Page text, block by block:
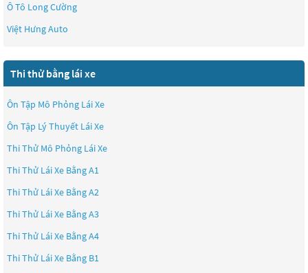
Ô Tô Long Cường
Việt Hưng Auto
Thi thử bằng lái xe
Ôn Tập Mô Phỏng Lái Xe
Ôn Tập Lý Thuyết Lái Xe
Thi Thử Mô Phỏng Lái Xe
Thi Thử Lái Xe Bằng A1
Thi Thử Lái Xe Bằng A2
Thi Thử Lái Xe Bằng A3
Thi Thử Lái Xe Bằng A4
Thi Thử Lái Xe Bằng B1